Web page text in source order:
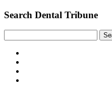
Search Dental Tribune